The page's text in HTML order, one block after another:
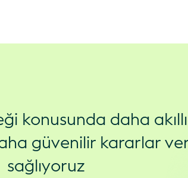
konusunda daha
güvenilir kararlar
sağlıyoruz